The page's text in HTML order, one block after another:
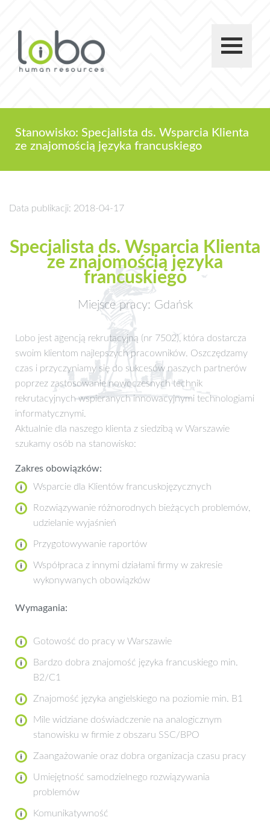
Stanowisko: Specjalista ds. Wsparcia Klienta
ze znajomością języka francuskiego
Data publikacji: 2018-04-17
Specjalista ds. Wsparcia Klienta
ze znajomością języka
francuskiego
Miejsce pracy: Gdańsk
Lobo jest agencją rekrutacyjną (nr 7502), która dostarcza
swoim klientom najlepszych pracowników. Oszczędzamy
czas i przyczyniamy się do sukcesów naszych partnerów
poprzez zastosowanie nowoczesnych technik
rekrutacyjnych wspieranych innowacyjnymi technologiami
informatycznymi.
Aktualnie dla naszego klienta z siedzibą w Warszawie
szukamy osób na stanowisko:
Zakres obowiązków:
Wsparcie dla Klientów francuskojęzycznych
Rozwiązywanie różnorodnych bieżących problemów,
udzielanie wyjaśnień
Przygotowywanie raportów
Współpraca z innymi działami firmy w zakresie
wykonywanych obowiązków
Wymagania:
Gotowość do pracy w Warszawie
Bardzo dobra znajomość języka francuskiego min.
B2/C1
Znajomość języka angielskiego na poziomie min. B1
Mile widziane doświadczenie na analogicznym
stanowisku w firmie z obszaru SSC/BPO
Zaangażowanie oraz dobra organizacja czasu pracy
Umiejętność samodzielnego rozwiązywania
problemów
Komunikatywność